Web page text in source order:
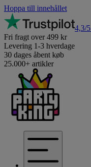
Hoppa till innehållet
4,3/5
Fri fragt over 499 kr
Levering 1-3 hverdage
30 dages åbent køb
25.000+ artikler